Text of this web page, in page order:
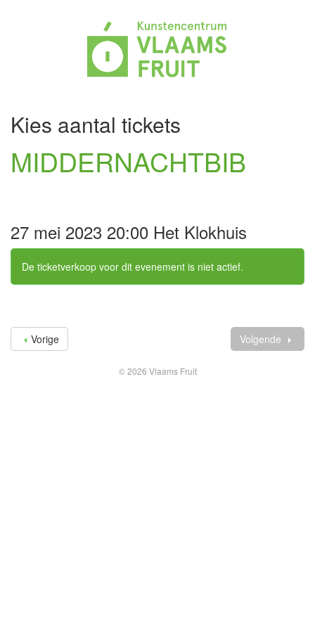
Kies aantal tickets
MIDDERNACHTBIB
27 mei 2023 20:00 Het Klokhuis
De ticketverkoop voor dit evenement is niet actief.
Vorige Volgende
© 2026 Vlaams Fruit